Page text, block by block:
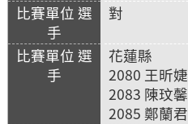
對
花蓮縣
2080 王昕婕
2083 陳玟馨
2085 鄭蘭君